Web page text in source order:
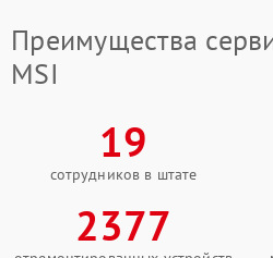
Преимущества
MSI
19
сотрудников в штате
2377